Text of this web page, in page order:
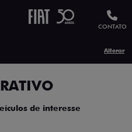
CONTATO
Alterar
de interesse